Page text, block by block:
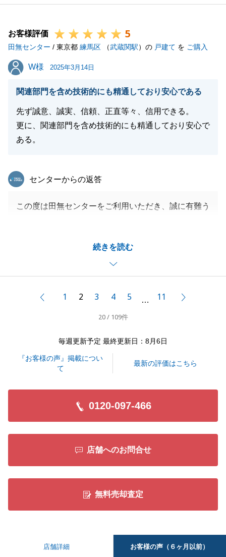
より一層、業務レベルを向上できるように精進して参
今後とも何卒よろしくお願い申し上げます。
お客様評価 5
田無センター / 東京都 練馬区 （武蔵関駅）の 戸建て を ご購入
W様
W様 2025年3月14日
関連部門を含め技術的にも精通しており安心である
先ず誠意、誠実、信頼、正直等々、信用できる。
更に、関連部門を含め技術的にも精通しており安心で
ある。
続きを読む
東急リバブル
センターからの返答
この度は田無センターをご利用いただき、誠に有難う
伝いをできたこと大変嬉しく思っております。
今後もご相談などございましたら、ご連絡をお待ちし
ております。
前へ1 2 3 4 5 … 11
20 / 109件
毎週更新予定 最終更新日：8月6日
『お客様の声』掲載につい
て
最新の評価はこちら
0120-097-466
店舗へのお問合せ
無料売却査定
店舗詳細 お客様の声（６ヶ月以前）